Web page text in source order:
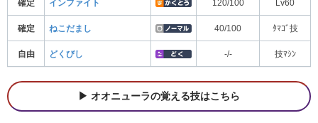
確定 インファイト 120/100 Lv60
確定 ねこだまし 40/100 ﾀﾏｺﾞ技
自由 どくびし -/- 技ﾏｼﾝ
オオニューラの覚える技はこちら